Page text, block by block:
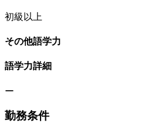
初級以上
その他語学力
語学力詳細
ー
勤務条件